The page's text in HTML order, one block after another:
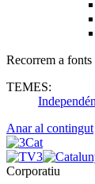
Recorrem a
TEMES:
Anar al contingut
Corporatiu